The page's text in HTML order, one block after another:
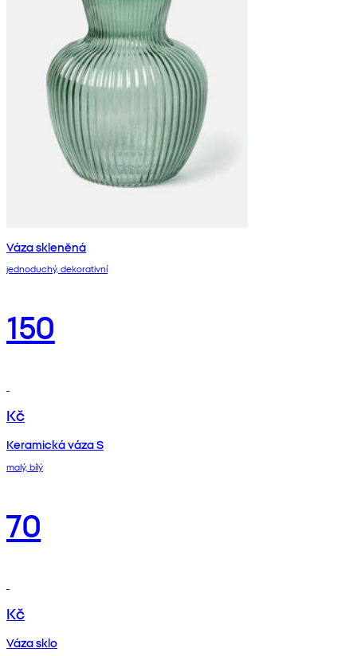
Váza skleněná
jednoduchý, dekorativní
150
Kč
Keramická váza S
malý, bílý
70
Kč
Váza sklo